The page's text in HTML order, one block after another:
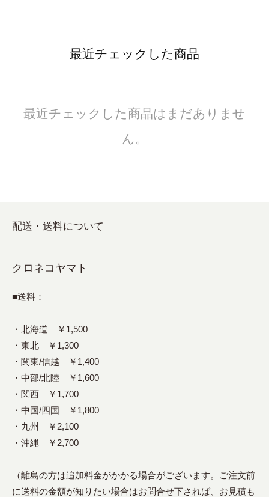
最近チェックした商品
最近チェックした商品はまだありませ
ん。
配送・送料について
クロネコヤマト
■送料：
・北海道 ￥1,500
・東北 ￥1,300
・関東/信越 ￥1,400
・中部/北陸 ￥1,600
・関西 ￥1,700
・中国/四国 ￥1,800
・九州 ￥2,100
・沖縄 ￥2,700
（離島の方は追加料金がかかる場合がございます。ご注文前
に送料の金額が知りたい場合はお問合せ下されば、お見積も